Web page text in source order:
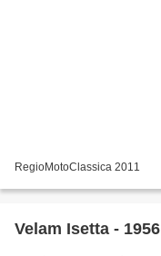
RegioMotoClassica 2011
Velam Isetta - 1956